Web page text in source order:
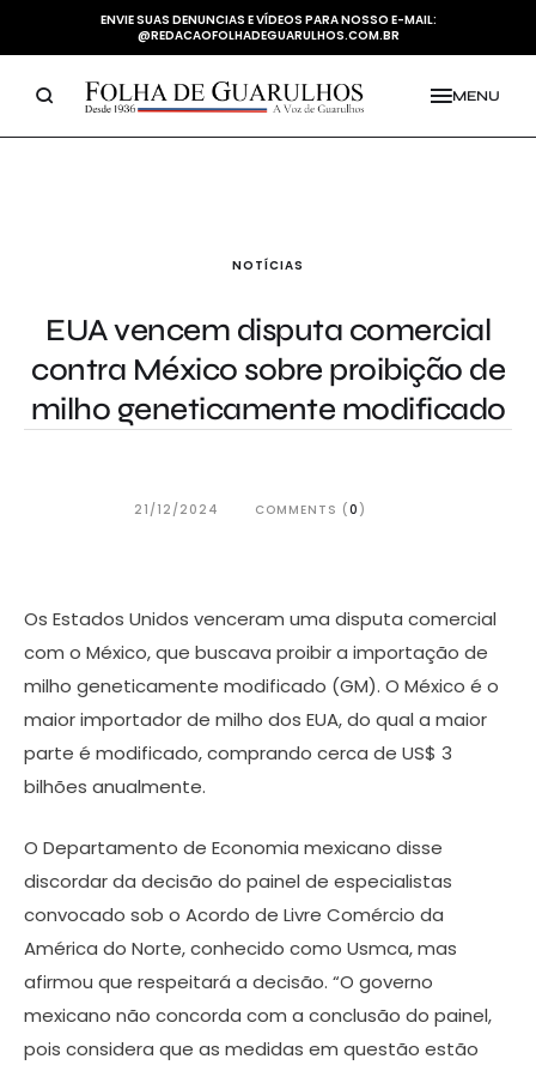
ENVIE SUAS DENUNCIAS E VÍDEOS PARA NOSSO E-MAIL:
@REDACAOFOLHADEGUARULHOS.COM.BR
MENU
NOTÍCIAS
EUA vencem disputa comercial
contra México sobre proibição de
milho geneticamente modificado
21/12/2024 COMMENTS (0 )
Os Estados Unidos venceram uma disputa comercial
com o México, que buscava proibir a importação de
milho geneticamente modificado (GM). O México é o
maior importador de milho dos EUA, do qual a maior
parte é modificado, comprando cerca de US$ 3
bilhões anualmente.
O Departamento de Economia mexicano disse
discordar da decisão do painel de especialistas
convocado sob o Acordo de Livre Comércio da
América do Norte, conhecido como Usmca, mas
afirmou que respeitará a decisão. “O governo
mexicano não concorda com a conclusão do painel,
pois considera que as medidas em questão estão